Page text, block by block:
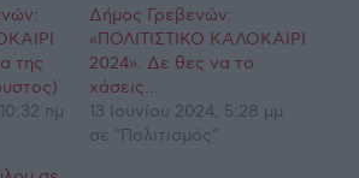
της
πμ
Δήμος Γρεβενών:
«ΠΟΛΙΤΙΣΤΙΚΟ ΚΑΛΟΚΑΙΡΙ
2024». Δε θες να το
χάσεις…
13 Ιουνίου 2024, 5:28 μμ
σε "Πολιτισμός"